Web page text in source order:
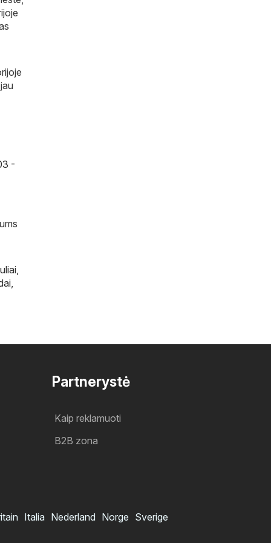
-
Partnerystė
Kaip reklamuoti
B2B zona
Italia Nederland Norge Sverige